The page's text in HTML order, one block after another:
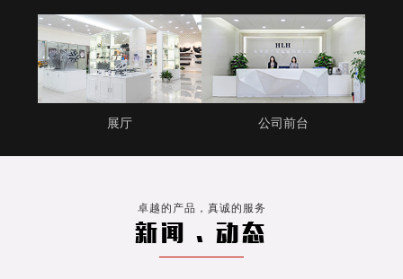
展厅 公司前台
卓越的产品，真诚的服务
新闻 . 动态